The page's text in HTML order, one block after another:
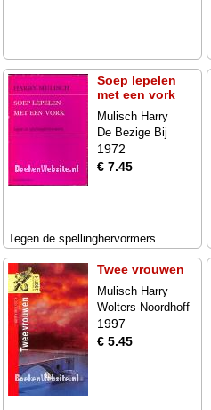
Soep lepelen
met een vork
Mulisch Harry
De Bezige Bij
1972
€ 7.45
Tegen de spellinghervormers
Twee vrouwen
Mulisch Harry
Wolters-Noordhoff
1997
€ 5.45